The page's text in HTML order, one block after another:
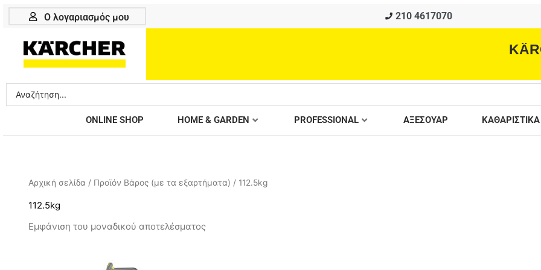
Μετάβαση
Ο λογαριασμός μου 210 4617070
Search
...
ONLINE SHOP HOME & GARDEN PROFESSIONAL ΑΞΕΣΟΥΑΡ ΚΑΘΑΡΙΣΤΙΚΑ
Αρχική σελίδα / Προϊόν Βάρος (με τα εξαρτήματα) / 112.5kg
112.5kg
Εμφάνιση του μοναδικού αποτελέσματος